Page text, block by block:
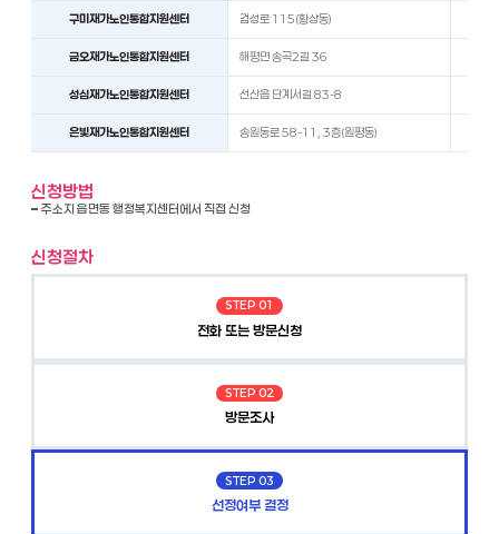
구미재가노인통합지원센터 검성로 115(황상동)
금오재가노인통합지원센터 해평면 송곡2길 36
성심재가노인통합지원센터 선산읍 단계서길 83-8
은빛재가노인통합지원센터 송원동로 58-11, 3층(원평동)
신청방법
주소지 읍면동 행정복지센터에서 직접 신청
신청절차
STEP 01
전화 또는 방문신청
STEP 02
방문조사
STEP 03
선정여부 결정